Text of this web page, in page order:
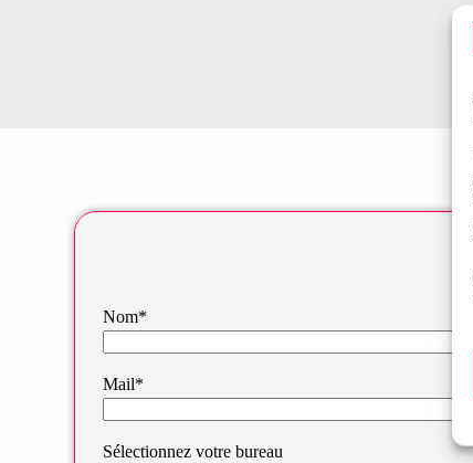
Nom*
Mail*
Sélectionnez votre bureau